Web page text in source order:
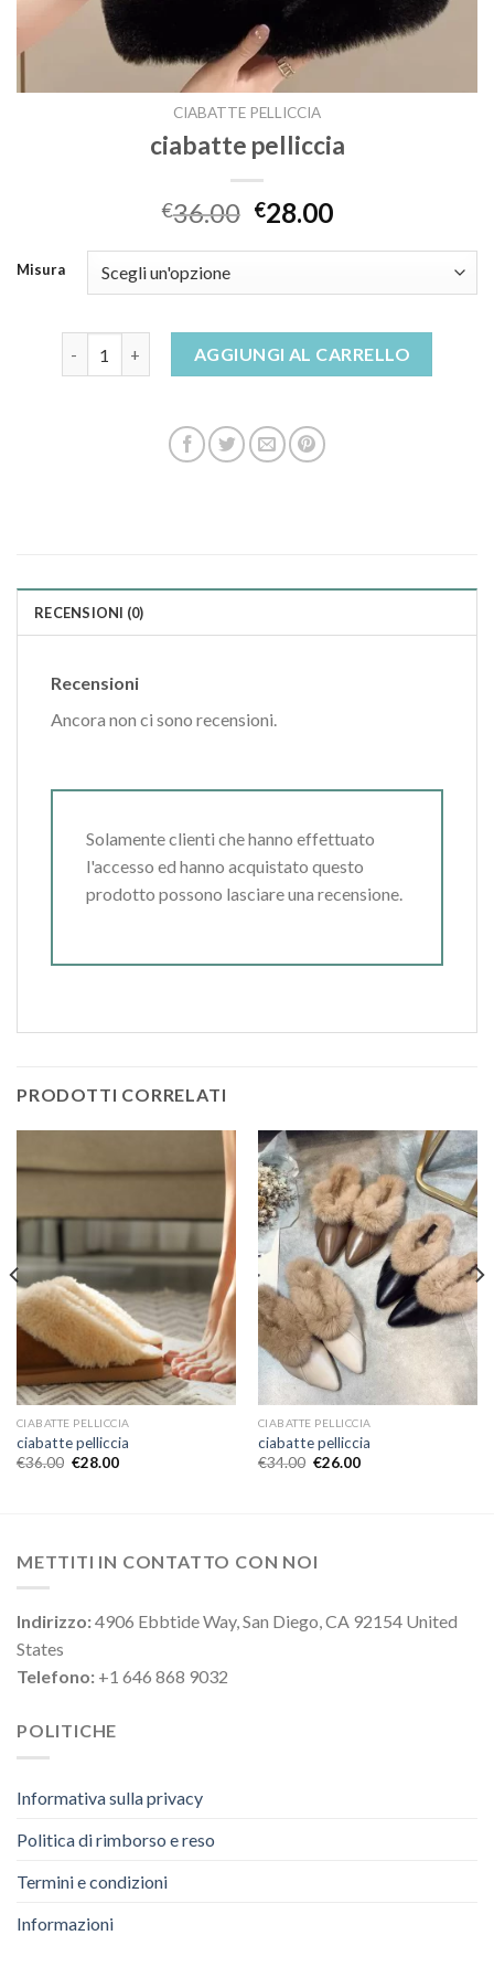
CIABATTE PELLICCIA
ciabatte pelliccia
€36.00 €28.00
Misura
AGGIUNGI AL CARRELLO
RECENSIONI (0)
Recensioni
Ancora non ci sono recensioni.
Solamente clienti che hanno effettuato
l'accesso ed hanno acquistato questo
prodotto possono lasciare una recensione.
PRODOTTI CORRELATI
CIABATTE PELLICCIA
ciabatte pelliccia
€36.00 €28.00
CIABATTE PELLICCIA
ciabatte pelliccia
€34.00 €26.00
METTITI IN CONTATTO CON NOI
Indirizzo:4906 Ebbtide Way, San Diego, CA 92154 United
States
Telefono: +1 646 868 9032
POLITICHE
Informativa sulla privacy
Politica di rimborso e reso
Termini e condizioni
Informazioni